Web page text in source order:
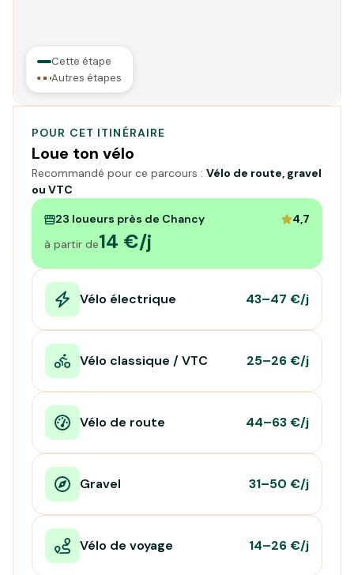
Cette étape
Autres étapes
POUR CET ITINÉRAIRE
Loue ton vélo
Recommandé pour ce parcours : Vélo de route, gravel
ou VTC
23 loueurs près de Chancy
4,7
à partir de14 €/j
Vélo électrique 43–47 €/j
Vélo classique / VTC 25–26 €/j
Vélo de route 44–63 €/j
Gravel 31–50 €/j
Vélo de voyage 14–26 €/j